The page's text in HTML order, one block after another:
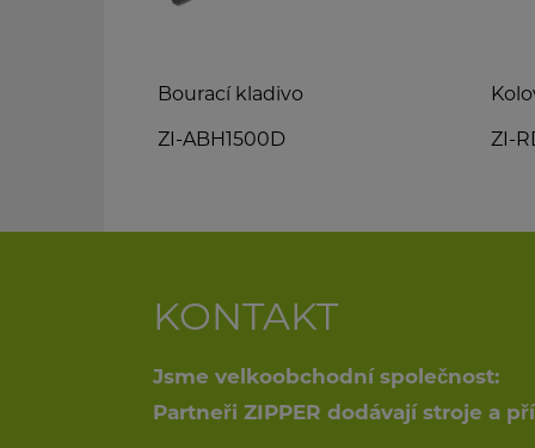
Bourací kladivo
ZI-ABH1500D
ZI-
KONTAKT
Jsme velkoobchodní společnost:
Partneři ZIPPER dodávají stroje a